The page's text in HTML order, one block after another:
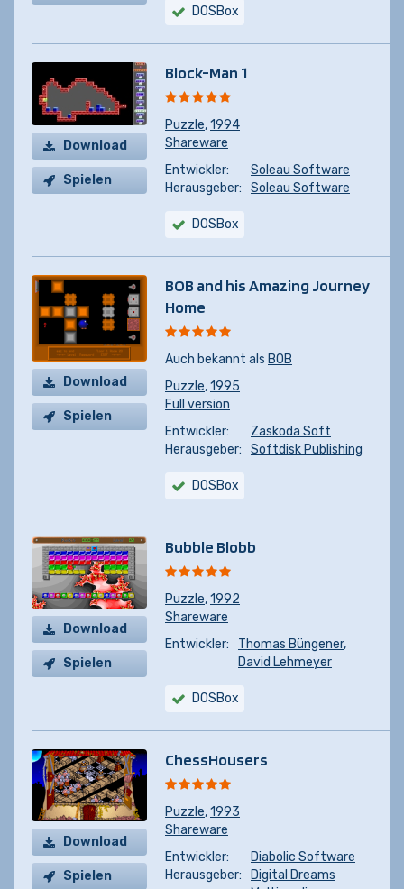
DOSBox
Download
Spielen
Block-Man 1
Puzzle,1994
Shareware
Entwickler:
Soleau Software
Herausgeber:
Soleau Software
DOSBox
Download
Spielen
BOB and his Amazing Journey
Home
Auch bekannt als BOB
Puzzle,1995
Full version
Entwickler:
Zaskoda Soft
Herausgeber:
Softdisk Publishing
DOSBox
Download
Spielen
Bubble Blobb
Puzzle,1992
Shareware
Entwickler:
Thomas Büngener,
David Lehmeyer
DOSBox
Download
Spielen
ChessHousers
Puzzle,1993
Shareware
Entwickler:
Diabolic Software
Herausgeber:
Digital Dreams